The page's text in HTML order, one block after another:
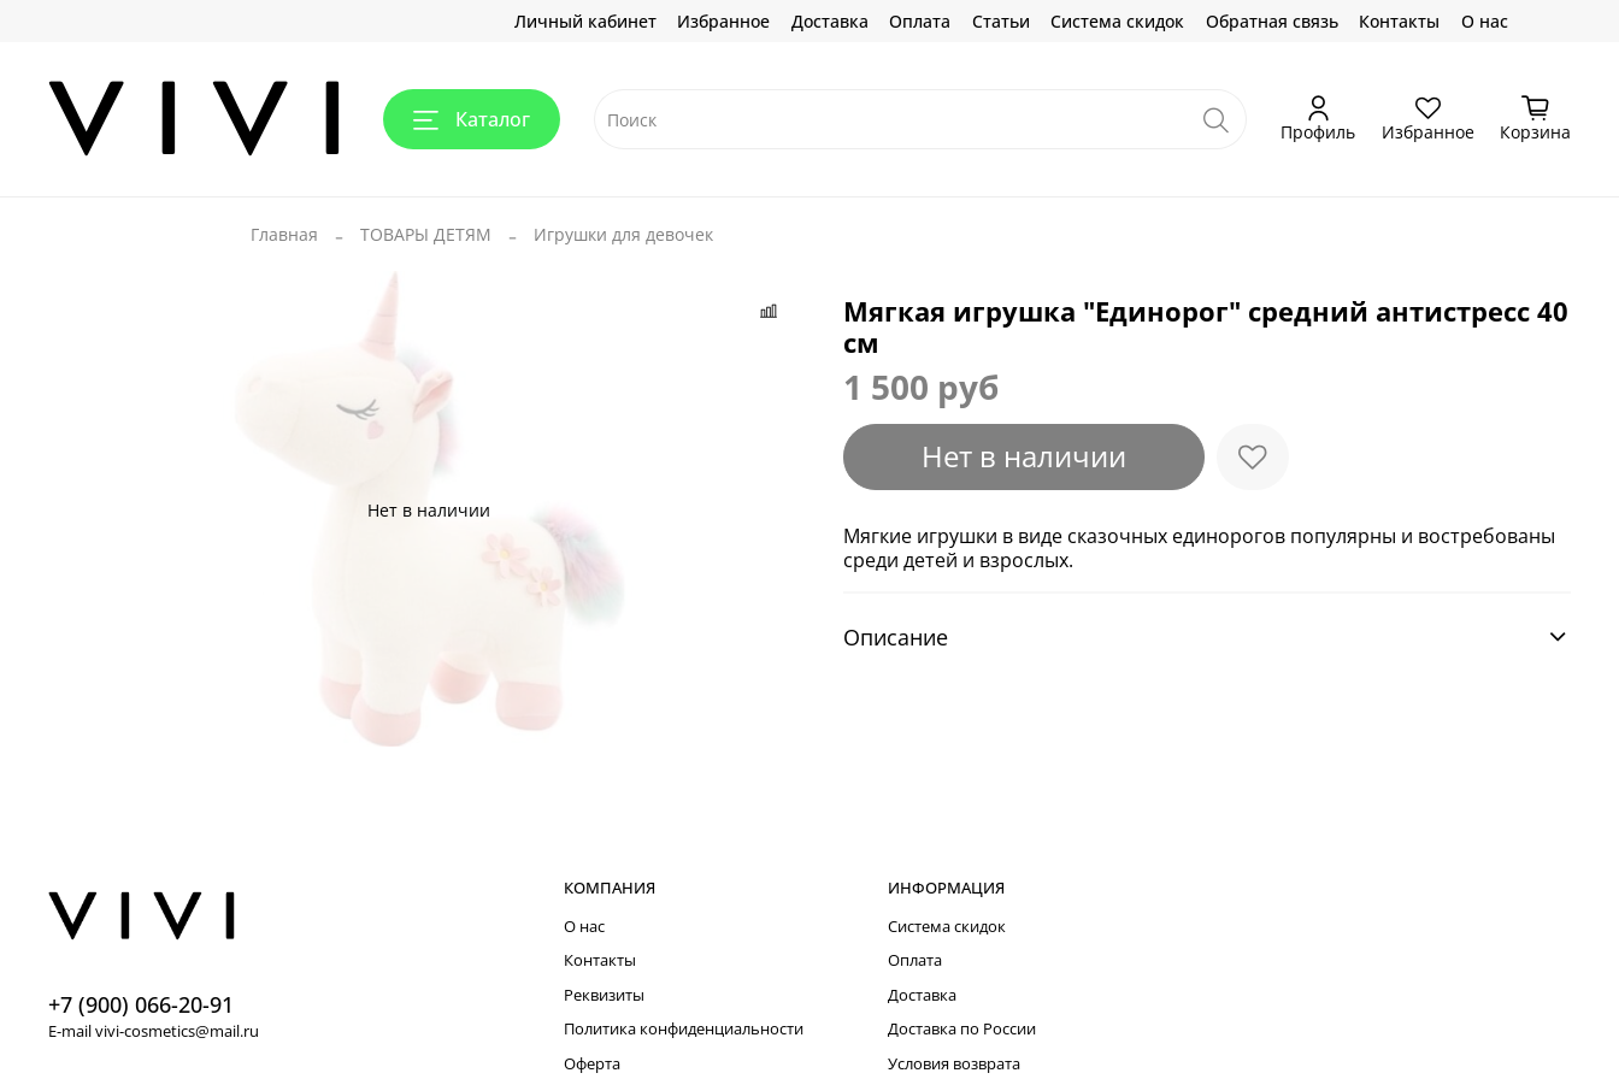
Личный кабинет Избранное Доставка Оплата Статьи Система скидок Обратная связь Контакты О нас
Каталог Профиль Избранное Корзина
Главная ТОВАРЫ ДЕТЯМ Игрушки для девочек
Нет в наличии
Мягкая игрушка "Единорог" средний антистресс 40
см
1 500 руб
Нет в наличии
Мягкие игрушки в виде сказочных единорогов популярны и востребованы
среди детей и взрослых.
Описание
КОМПАНИЯ
О нас
Контакты
Реквизиты
Политика конфиденциальности
Оферта
ИНФОРМАЦИЯ
Система скидок
Оплата
Доставка
Доставка по России
Условия возврата
+7 (900) 066-20-91
E-mail vivi-cosmetics@mail.ru